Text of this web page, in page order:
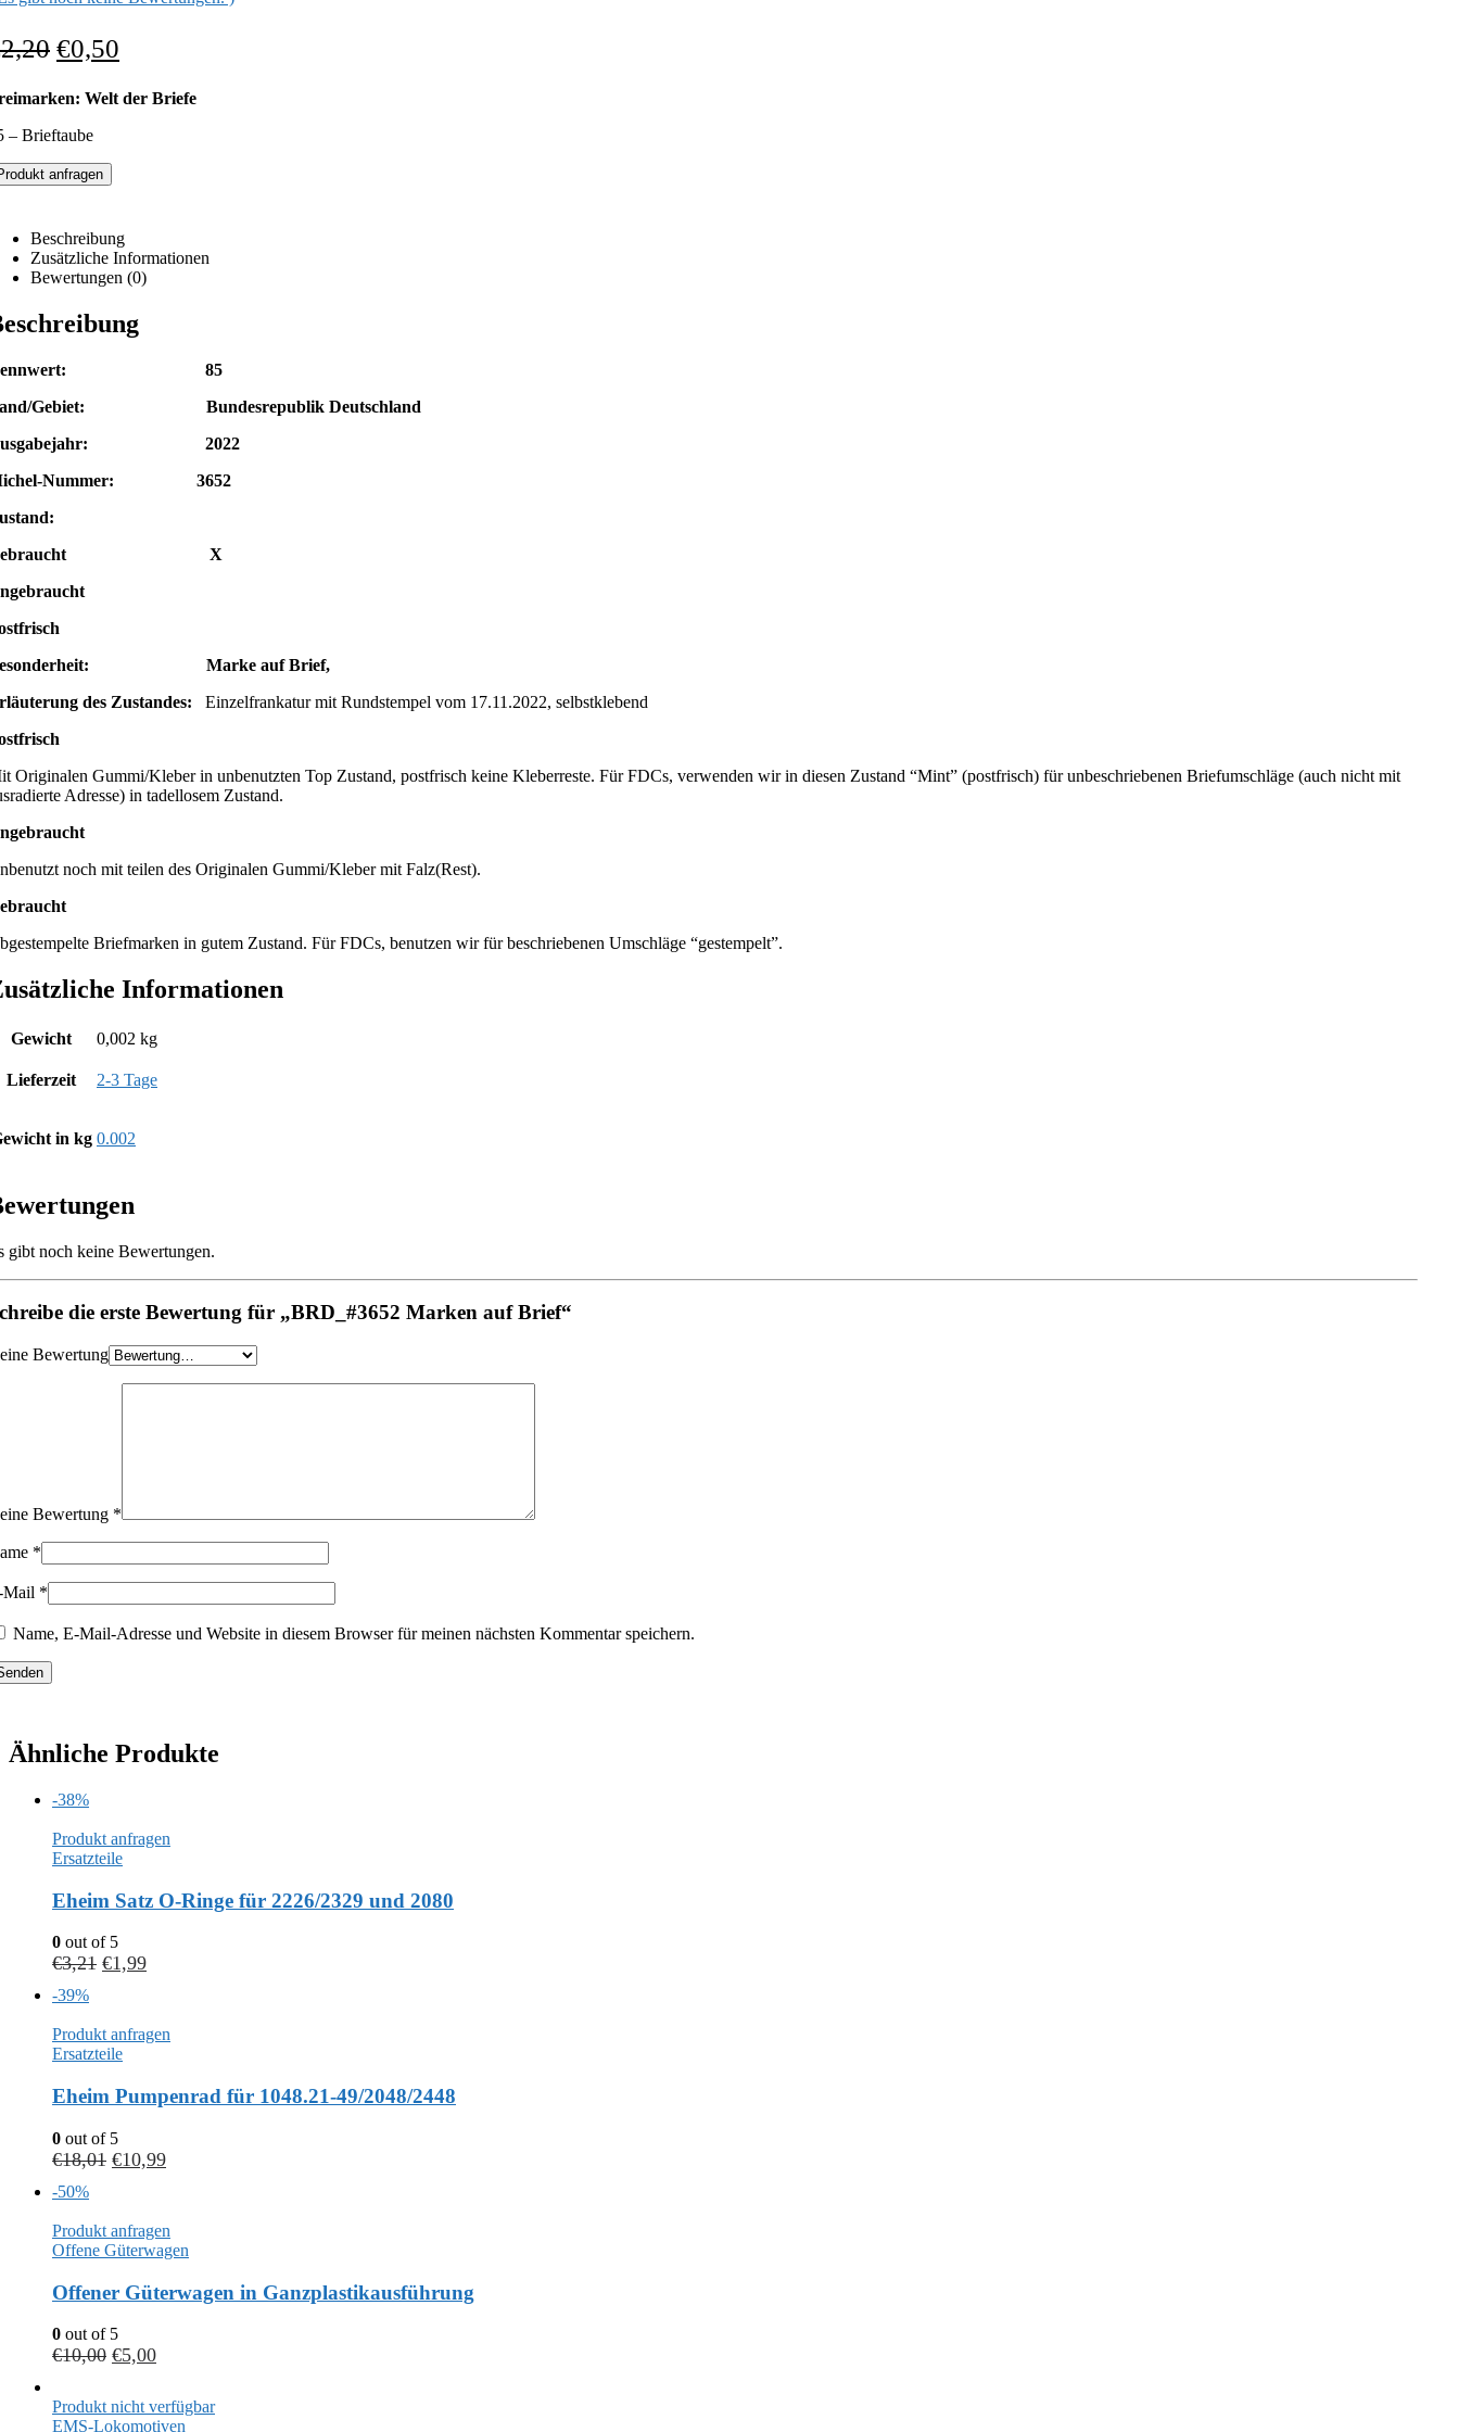
2,20 €0,50
Welt der Briefe
– Brieftaube
anfragen
Beschreibung
Zusätzliche Informationen
Bewertungen (0)
85
Gebiet: Bundesrepublik Deutschland
2022
Nummer: 3652
X
Marke auf Brief,
des Zustandes: Einzelfrankatur mit Rundstempel vom 17.11.2022, selbstklebend
Originalen Gummi/Kleber in unbenutzten Top Zustand, postfrisch keine Kleberreste. Für FDCs, verwenden wir in diesen Zustand “Mint” (postfrisch) für unbeschriebenen Briefumschläge (auch nicht mit
Adresse) in tadellosem Zustand.
noch mit teilen des Originalen Gummi/Kleber mit Falz(Rest).
Briefmarken in gutem Zustand. Für FDCs, benutzen wir für beschriebenen Umschläge “gestempelt”.
Informationen
Gewicht 0,002 kg
Lieferzeit 2-3 Tage
in kg 0.002
gibt noch keine Bewertungen.
die erste Bewertung für „BRD_#3652 Marken auf Brief“
Bewertung
Bewertung *
*
Mail *
Name, E-Mail-Adresse und Website in diesem Browser für meinen nächsten Kommentar speichern.
Ähnliche Produkte
-38%
Produkt anfragen
Ersatzteile
Eheim Satz O-Ringe für 2226/2329 und 2080
0 out of 5
€3,21 €1,99
-39%
Produkt anfragen
Ersatzteile
Eheim Pumpenrad für 1048.21-49/2048/2448
0 out of 5
€18,01 €10,99
-50%
Produkt anfragen
Offene Güterwagen
Offener Güterwagen in Ganzplastikausführung
0 out of 5
€10,00 €5,00
Produkt nicht verfügbar
EMS-Lokomotiven